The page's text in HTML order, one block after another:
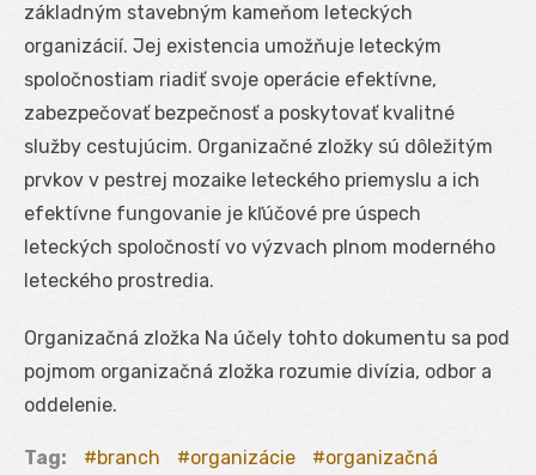
základným stavebným kameňom leteckých
organizácií. Jej existencia umožňuje leteckým
spoločnostiam riadiť svoje operácie efektívne,
zabezpečovať bezpečnosť a poskytovať kvalitné
služby cestujúcim. Organizačné zložky sú dôležitým
prvkov v pestrej mozaike leteckého priemyslu a ich
efektívne fungovanie je kľúčové pre úspech
leteckých spoločností vo výzvach plnom moderného
leteckého prostredia.
Organizačná zložka Na účely tohto dokumentu sa pod
pojmom organizačná zložka rozumie divízia, odbor a
oddelenie.
Tag: branch organizácie
organizačná